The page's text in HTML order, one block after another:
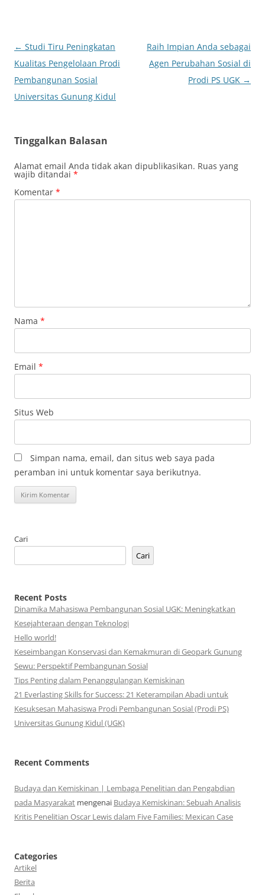
Navigasi
Tulisan
← Studi Tiru Peningkatan
Kualitas Pengelolaan Prodi
Pembangunan Sosial
Universitas Gunung Kidul
Raih Impian Anda sebagai
Agen Perubahan Sosial di
Prodi PS UGK →
Tinggalkan Balasan
Alamat email Anda tidak akan dipublikasikan. Ruas yang
wajib ditandai *
Komentar *
Nama *
Email *
Situs Web
Simpan nama, email, dan situs web saya pada
peramban ini untuk komentar saya berikutnya.
Cari
Cari
Recent Posts
Dinamika Mahasiswa Pembangunan Sosial UGK: Meningkatkan
Kesejahteraan dengan Teknologi
Hello world!
Keseimbangan Konservasi dan Kemakmuran di Geopark Gunung
Sewu: Perspektif Pembangunan Sosial
Tips Penting dalam Penanggulangan Kemiskinan
21 Everlasting Skills for Success: 21 Keterampilan Abadi untuk
Kesuksesan Mahasiswa Prodi Pembangunan Sosial (Prodi PS)
Universitas Gunung Kidul (UGK)
Recent Comments
Budaya dan Kemiskinan | Lembaga Penelitian dan Pengabdian
pada Masyarakat mengenai Budaya Kemiskinan: Sebuah Analisis
Kritis Penelitian Oscar Lewis dalam Five Families: Mexican Case
Categories
Artikel
Berita